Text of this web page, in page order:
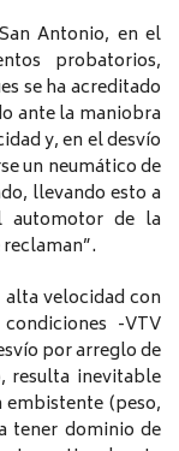
Antonio, en el
probatorios,
se ha acreditado
ante la maniobra
y, en el desvío
un neumático de
llevando esto a
automotor de la
alta velocidad con
-VTV
por arreglo de
resulta inevitable
(peso,
tener dominio de